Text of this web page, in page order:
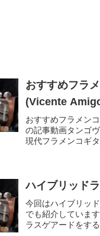
おすすめフラ
(Vicente
おすすめフラメン
の記事動画タンゴ
現代フラメンコギ
ハイブリッド
今回はハイブリッ
でも紹介していま
ラスゲアードをす